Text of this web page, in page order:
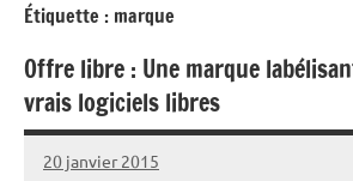
Étiquette : marque
Offre libre : Une marque
vrais logiciels libres
20 janvier 2015
Kentin
2